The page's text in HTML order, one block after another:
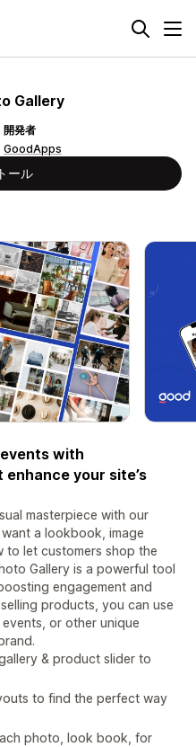
Gallery
開発者
GoodApps
ール
with
your site’s
masterpiece with our
a lookbook, image
to let customers shop the
Gallery is a powerful tool
engagement and
products, you can use
or other unique
& product slider to
to find the perfect way
photo, look book, for